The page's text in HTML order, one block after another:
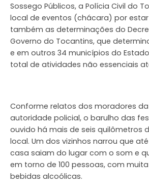
Sossego Públicos, a Polícia Civil do
local de eventos (chácara) por
também as determinações do
Governo do Tocantins, que
e em outros 34 municípios do
total de atividades não essenciais
Conforme relatos dos moradores
autoridade policial, o barulho das
ouvido há mais de seis quilômetros
local. Um dos vizinhos narrou que
casa saiam do lugar com o som e
em torno de 100 pessoas, com
bebidas alcoólicas.